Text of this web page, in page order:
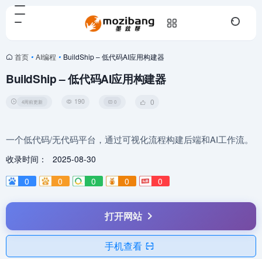
首页 • AI编程 • BuildShip – 低代码AI应用构建器
BuildShip – 低代码AI应用构建器
4周前更新 190 0 0
一个低代码/无代码平台，通过可视化流程构建后端和AI工作流。
收录时间：
2025-08-30
0
0 0 0 0
打开网站
手机查看